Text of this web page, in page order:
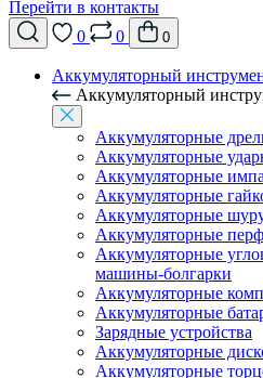
Перейти в контакты
0
0 0
Аккумуляторный
Аккумуляторный
Аккумуляторные
Аккумуляторные
Аккумуляторные
Аккумуляторные
Аккумуляторные
Аккумуляторные
Аккумуляторные
машины-болгарки
Аккумуляторные
Аккумуляторные
Зарядные устройства
Аккумуляторные
Аккумуляторные